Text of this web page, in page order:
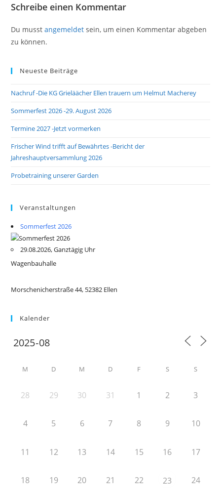
Schreibe einen Kommentar
Du musstangemeldet sein, um einen Kommentar abgeben
zu können.
Neueste Beiträge
Nachruf -Die KG Grieläächer Ellen trauern um Helmut Macherey
Sommerfest 2026 -29. August 2026
Termine 2027 -Jetzt vormerken
Frischer Wind trifft auf Bewährtes -Bericht der
Jahreshauptversammlung 2026
Probetraining unserer Garden
Veranstaltungen
Sommerfest 2026
29.08.2026, Ganztägig Uhr
Wagenbauhalle
Morschenicherstraße 44, 52382 Ellen
Kalender
M D M D F S S
28 29 30 31 1 2 3
4 5 6 7 8 9 10
11 12 13 14 15 16 17
18 19 20 21 22 23 24